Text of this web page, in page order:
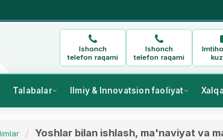
Ishonch
telefon raqami
Ishonch
telefon raqami
Talabalar Ilmiy & Innovatsion faoliyat
Yoshlar bilan ishlash, ma'naviyat va